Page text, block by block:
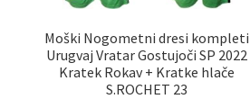
Moški Nogometni dresi kompleti
Urugvaj Vratar Gostujoči SP 2022
Kratek Rokav + Kratke hlače
S.ROCHET 23